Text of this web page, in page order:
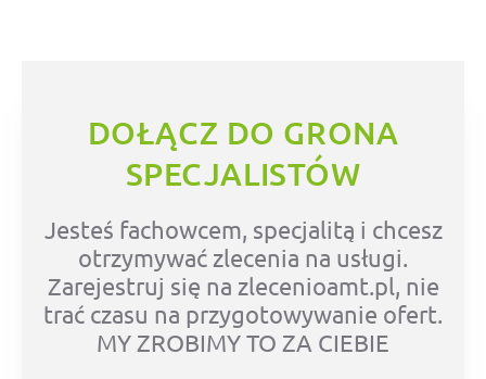
DOŁĄCZ DO GRONA
SPECJALISTÓW
Jesteś fachowcem, specjalitą i chcesz
otrzymywać zlecenia na usługi.
Zarejestruj się na zlecenioamt.pl, nie
trać czasu na przygotowywanie ofert.
MY ZROBIMY TO ZA CIEBIE